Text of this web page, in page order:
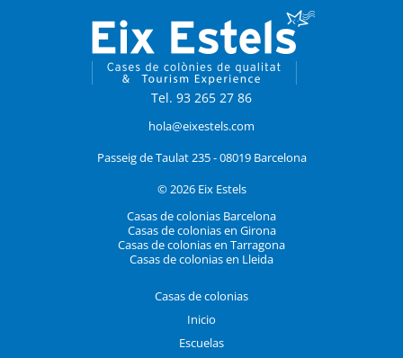
Tel. 93 265 27 86
hola@eixestels.com
Passeig de Taulat 235 - 08019 Barcelona
© 2026 Eix Estels
Casas de colonias Barcelona
Casas de colonias en Girona
Casas de colonias en Tarragona
Casas de colonias en Lleida
Casas de colonias
Inicio
Escuelas